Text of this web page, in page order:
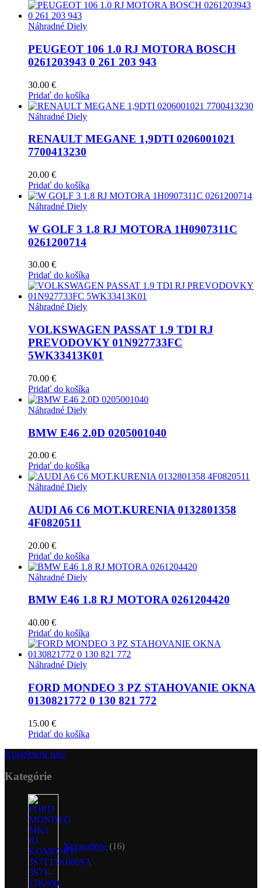
Náhradné Diely
PEUGEOT 106 1.0 RJ MOTORA BOSCH
0261203943 0 261 203 943
30.00 €
Pridať do košíka
Náhradné Diely
RENAULT MEGANE 1,9DTI 0206001021
7700413230
20.00 €
Pridať do košíka
Náhradné Diely
W GOLF 3 1.8 RJ MOTORA 1H0907311C
0261200714
30.00 €
Pridať do košíka
Náhradné Diely
VOLKSWAGEN PASSAT 1.9 TDI RJ
PREVODOVKY 01N927733FC
5WK33413K01
70.00 €
Pridať do košíka
Náhradné Diely
BMW E46 2.0D 0205001040
20.00 €
Pridať do košíka
Náhradné Diely
AUDI A6 C6 MOT.KURENIA 0132801358
4F0820511
20.00 €
Pridať do košíka
Náhradné Diely
BMW E46 1.8 RJ MOTORA 0261204420
40.00 €
Pridať do košíka
Náhradné Diely
FORD MONDEO 3 PZ STAHOVANIE OKNA
0130821772 0 130 821 772
15.00 €
Pridať do košíka
Kontaktujte nás!
Kategórie
Nezaradené 16